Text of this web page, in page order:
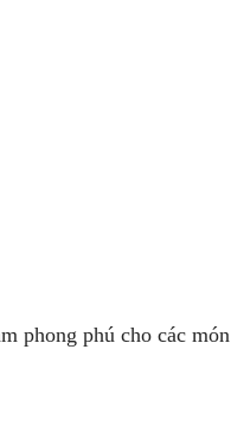
phong phú cho các món